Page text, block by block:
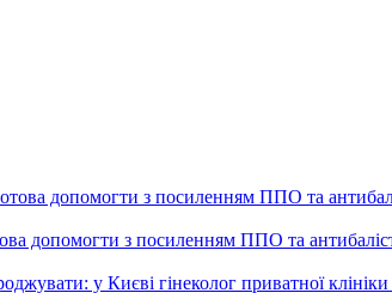
допомогти з посиленням ППО та